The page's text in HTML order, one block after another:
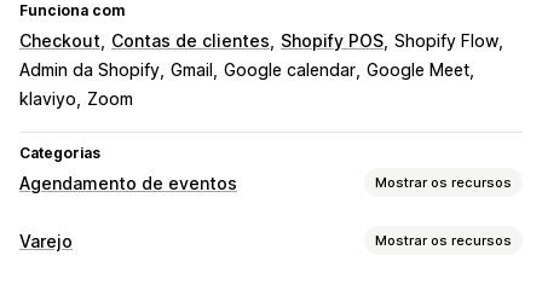
Funciona com
Checkout Contas de clientes Shopify POS Shopify Flow
Admin da Shopify Gmail Google calendar Google Meet
klaviyo
Zoom
Categorias
Agendamento de eventos Mostrar os recursos
Tipo de evento
Varejo Mostrar os recursos